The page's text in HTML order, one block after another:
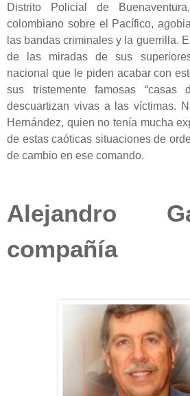
Distrito Policial de
colombiano sobre el Pacífico,
las bandas criminales y la guerrilla.
de las miradas de sus
nacional que le piden acabar con
sus tristemente famosas “casas
descuartizan vivas a las víctimas.
Hernández, quien no tenía mucha
de estas caóticas situaciones de
de cambio en ese comando.
Alejandro
compañía